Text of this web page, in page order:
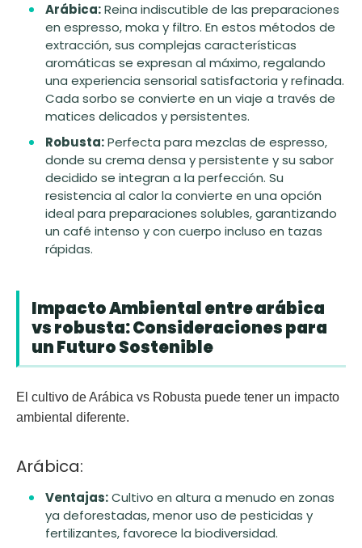
Arábica:Reina indiscutible de las preparaciones
en espresso, moka y filtro. En estos métodos de
extracción, sus complejas características
aromáticas se expresan al máximo, regalando
una experiencia sensorial satisfactoria y refinada.
Cada sorbo se convierte en un viaje a través de
matices delicados y persistentes.
Robusta:Perfecta para mezclas de espresso,
donde su crema densa y persistente y su sabor
decidido se integran a la perfección. Su
resistencia al calor la convierte en una opción
ideal para preparaciones solubles, garantizando
un café intenso y con cuerpo incluso en tazas
rápidas.
Impacto Ambiental entre arábica
vs robusta: Consideraciones para
un Futuro Sostenible
El cultivo de Arábica vs Robusta puede tener un impacto
ambiental diferente.
Arábica:
Ventajas:Cultivo en altura a menudo en zonas
ya deforestadas, menor uso de pesticidas y
fertilizantes, favorece la biodiversidad.